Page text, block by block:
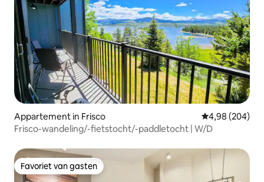
Appartement in Frisco Gemiddelde
4,98 (204)
Frisco-wandeling/-fietstocht/-paddletocht | W/D
Favoriet van gasten
Favoriet van gasten